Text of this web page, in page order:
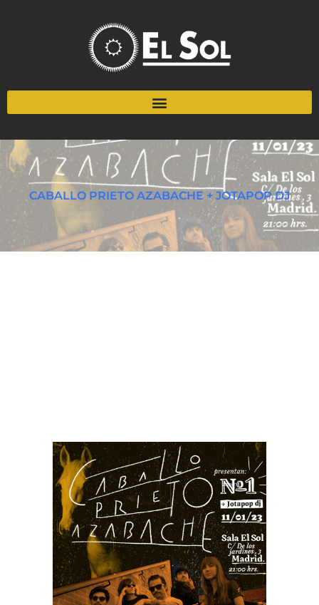
CABALLO PRIETO AZABACHE + JOTAPOP DJ